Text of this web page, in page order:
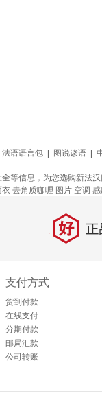
法语语言包 图说谚语
信息，为您选购新法
衣 去角质咖喱 图片 空调
好 正品
支付方式
货到付款
在线支付
分期付款
邮局汇款
公司转账